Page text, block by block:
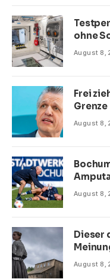
ohne
August 8,
Frei
Grenze
August 8,
August 8,
Dieser
August 8,